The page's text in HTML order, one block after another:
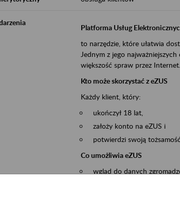
Platforma Usług
to narzędzie, które ułatwia
Jednym z jego
większość spraw przez Internet.
Kto może skorzystać z eZUS
Każdy klient, który:
ukończył 18 lat,
założy konto na eZUS i
potwierdzi swoją tożsamość.
Co umożliwia eZUS
wgląd do danych
składanie wniosków i